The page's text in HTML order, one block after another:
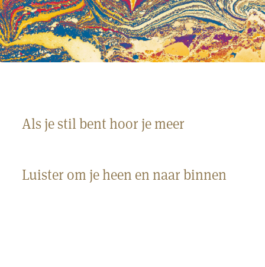
Als je stil bent hoor je meer
Luister om je heen en naar binnen